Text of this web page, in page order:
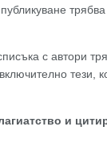
с автори
тези,
и